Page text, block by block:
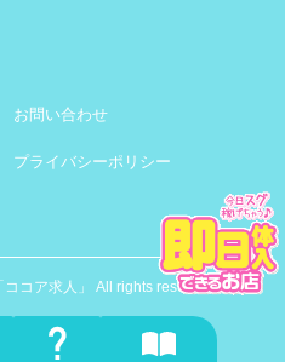
お問い合わせ
プライバシーポリシー
コア求人」 All rights reserved.